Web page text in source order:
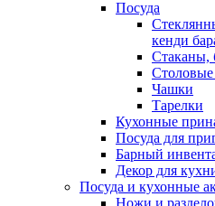
Посуда
кенди
Стаканы,
Чашки
Тарелки
Кухонные
Посуда для
Барный
Декор для
Посуда и кухонные